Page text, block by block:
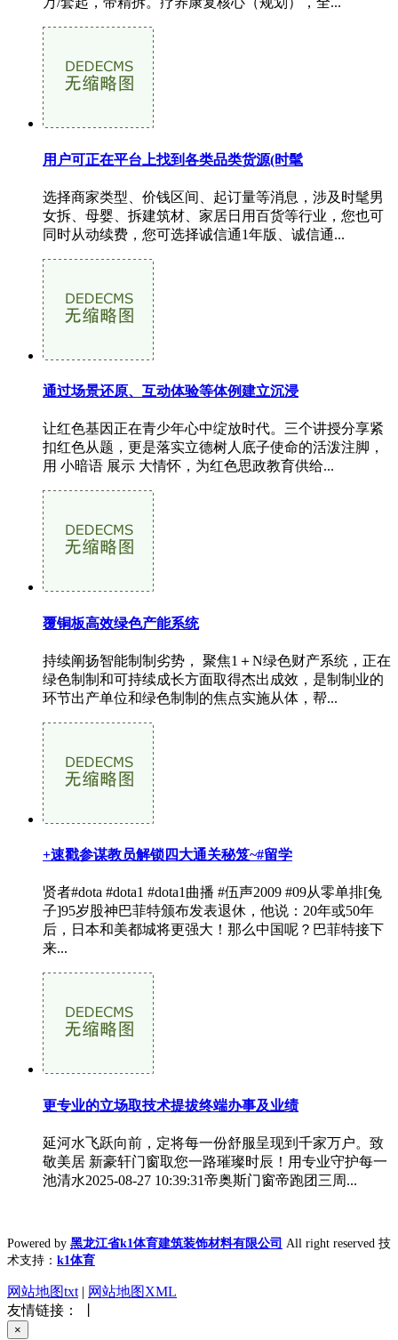
用户可正在平台上找到各类品类货源(时髦
选择商家类型、价钱区间、起订量等消息，涉及时髦男
女拆、母婴、拆建筑材、家居日用百货等行业，您也可
同时从动续费，您可选择诚信通1年版、诚信通...
通过场景还原、互动体验等体例建立沉浸
让红色基因正在青少年心中绽放时代。三个讲授分享紧
扣红色从题，更是落实立德树人底子使命的活泼注脚，
用 小暗语 展示 大情怀，为红色思政教育供给...
覆铜板高效绿色产能系统
持续阐扬智能制制劣势， 聚焦1＋N绿色财产系统，正在
绿色制制和可持续成长方面取得杰出成效，是制制业的
环节出产单位和绿色制制的焦点实施从体，帮...
+速戳参谋教员解锁四大通关秘笈~#留学
贤者#dota #dota1 #dota1曲播 #伍声2009 #09从零单排[兔
子]95岁股神巴菲特颁布发表退休，他说：20年或50年
后，日本和美都城将更强大！那么中国呢？巴菲特接下
来...
更专业的立场取技术提拔终端办事及业绩
延河水飞跃向前，定将每一份舒服呈现到千家万户。致
敬美居 新豪轩门窗取您一路璀璨时辰！用专业守护每一
池清水2025-08-27 10:39:31帝奥斯门窗帝跑团三周...
Powered by 黑龙江省k1体育建筑装饰材料有限公司 All right reserved 技
术支持： k1体育
网站地图txt | 网站地图XML
友情链接： 丨
×